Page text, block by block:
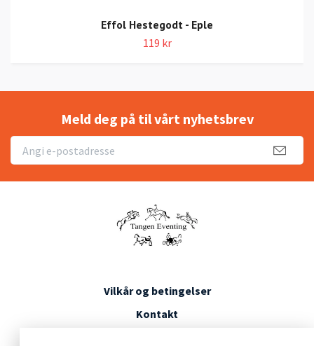
Effol Hestegodt - Eple
119 kr
Meld deg på til vårt nyhetsbrev
Vilkår og betingelser
Kontakt